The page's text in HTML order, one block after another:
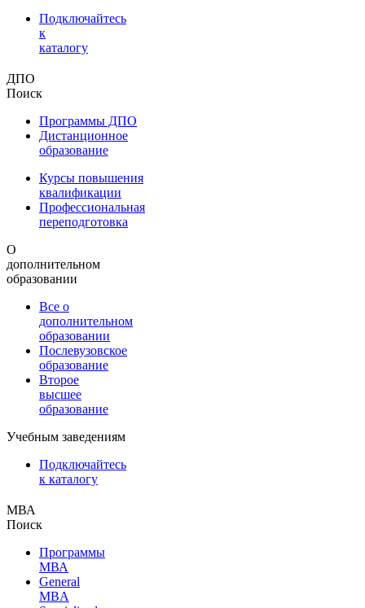
Подключайтесь
к
каталогу
ДПО
Поиск
Программы ДПО
Дистанционное
образование
Курсы повышения
квалификации
Профессиональная
переподготовка
О
дополнительном
образовании
Все о
дополнительном
образовании
Послевузовское
образование
Второе
высшее
образование
Учебным заведениям
Подключайтесь
к каталогу
МВА
Поиск
Программы
МВА
General
MBA